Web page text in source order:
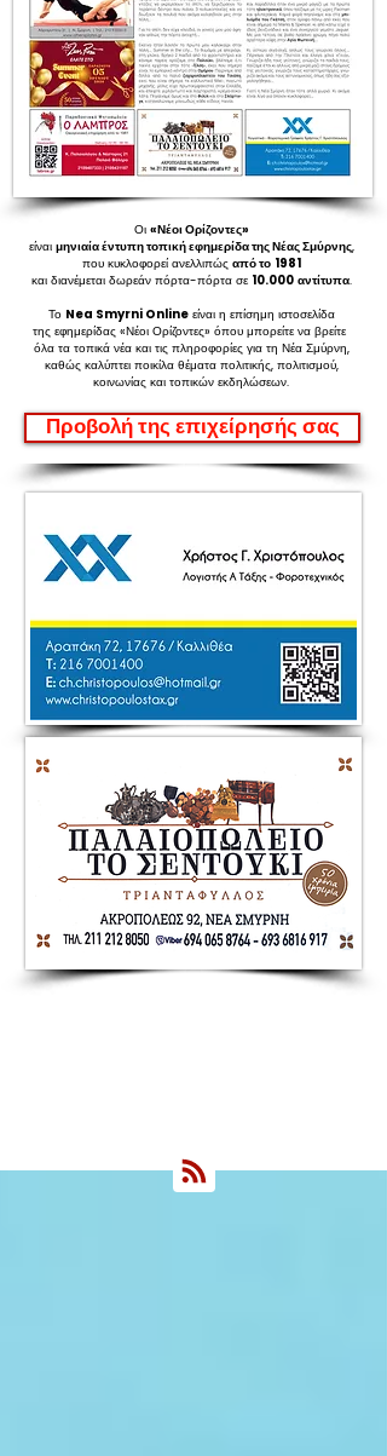
Οι «Νέοι Ορίζοντες»
είναι μηνιαία έντυπη τοπική εφημερίδα της Νέας Σμύρνης,
που κυκλοφορεί ανελλιπώς από το 1981
και διανέμεται δωρεάν πόρτα-πόρτα σε 10.000 αντίτυπα.
Το Nea Smyrni Onlineείναι η επίσημη ιστοσελίδα
της εφημερίδας «Νέοι Ορίζοντες» όπου μπορείτε να βρείτε
όλα τα τοπικά νέα και τις πληροφορίες για τη Νέα Σμύρνη,
καθώς καλύπτει ποικίλα θέματα πολιτικής, πολιτισμού,
κοινωνίας και τοπικών εκδηλώσεων.
Προβολή της επιχείρησής σας